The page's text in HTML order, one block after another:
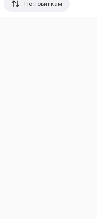
По новинкам